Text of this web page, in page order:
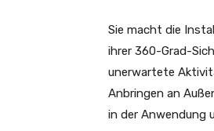
Sie macht die
ihrer 360-Grad-
unerwartete
Anbringen an
in der Anwendung